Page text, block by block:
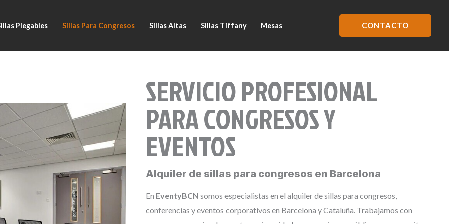
Plegables Sillas Para Congresos Sillas Altas Sillas Tiffany Mesas CONTACTO
SERVICIO PROFESIONAL
PARA CONGRESOS Y
EVENTOS
Alquiler de sillas para congresos en Barcelona
En EventyBCN somos especialistas en el alquiler de sillas para congresos,
conferencias y eventos corporativos en Barcelona y Cataluña. Trabajamos con